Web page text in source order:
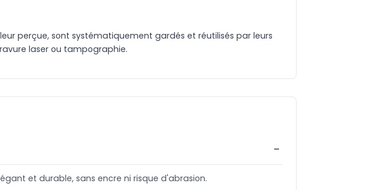
perçue, sont systématiquement gardés et réutilisés par leurs
laser ou tampographie.
et durable, sans encre ni risque d'abrasion.